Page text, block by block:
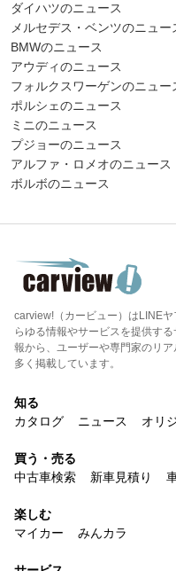
ダイハツのニュース
メルセデス・ベンツのニュー
BMWのニュース
アウディのニュース
フォルクスワーゲンのニュー
ポルシェのニュース
ミニのニュース
プジョーのニュース
アルファ・ロメオのニュース
ボルボのニュース
carview!（カービュー）はLINE
らゆる情報やサービスを提供す
報から、ユーザーや専門家のリ
多く掲載しています。
知る
カタログ
ニュース オリ
買う・売る
中古車検索
新車見積り
楽しむ
マイカー
みんカラ